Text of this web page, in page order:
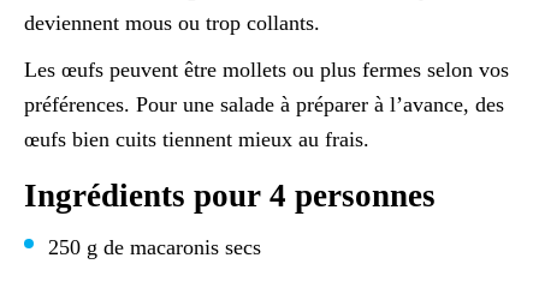
deviennent mous ou trop collants.
Les œufs peuvent être mollets ou plus fermes selon vos
préférences. Pour une salade à préparer à l’avance, des
œufs bien cuits tiennent mieux au frais.
Ingrédients pour 4 personnes
250 g de macaronis secs